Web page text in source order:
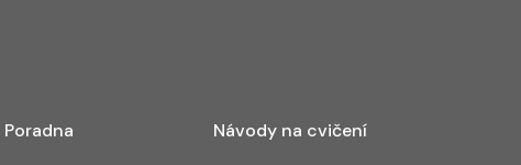
Poradna Návody na cvičení